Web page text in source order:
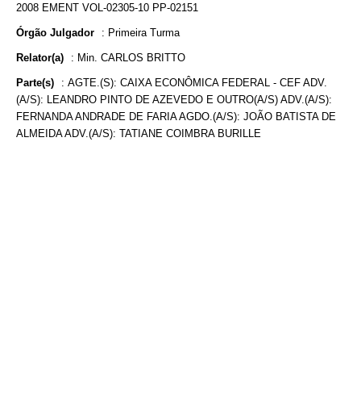
2008 EMENT VOL-02305-10 PP-02151
Órgão Julgador : Primeira Turma
Relator(a) : Min. CARLOS BRITTO
Parte(s) : AGTE.(S): CAIXA ECONÔMICA FEDERAL - CEF ADV.
(A/S): LEANDRO PINTO DE AZEVEDO E OUTRO(A/S) ADV.(A/S):
FERNANDA ANDRADE DE FARIA AGDO.(A/S): JOÃO BATISTA DE
ALMEIDA ADV.(A/S): TATIANE COIMBRA BURILLE